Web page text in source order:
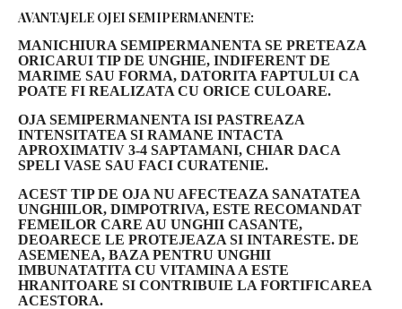
AVANTAJELE OJEI SEMIPERMANENTE:
MANICHIURA SEMIPERMANENTA SE PRETEAZA
ORICARUI TIP DE UNGHIE, INDIFERENT DE
MARIME SAU FORMA, DATORITA FAPTULUI CA
POATE FI REALIZATA CU ORICE CULOARE.
OJA SEMIPERMANENTA ISI PASTREAZA
INTENSITATEA SI RAMANE INTACTA
APROXIMATIV 3-4 SAPTAMANI, CHIAR DACA
SPELI VASE SAU FACI CURATENIE.
ACEST TIP DE OJA NU AFECTEAZA SANATATEA
UNGHIILOR, DIMPOTRIVA, ESTE RECOMANDAT
FEMEILOR CARE AU UNGHII CASANTE,
DEOARECE LE PROTEJEAZA SI INTARESTE. DE
ASEMENEA, BAZA PENTRU UNGHII
IMBUNATATITA CU VITAMINA A ESTE
HRANITOARE SI CONTRIBUIE LA FORTIFICAREA
ACESTORA.